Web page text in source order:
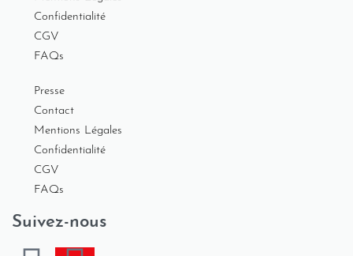
Confidentialité
CGV
FAQs
Presse
Contact
Mentions Légales
Confidentialité
CGV
FAQs
Suivez-nous